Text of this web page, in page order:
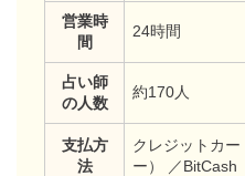
営業時
間
24時間
占い師
の人数
約170人
支払方
法
クレジットカ
ー） ／BitCash